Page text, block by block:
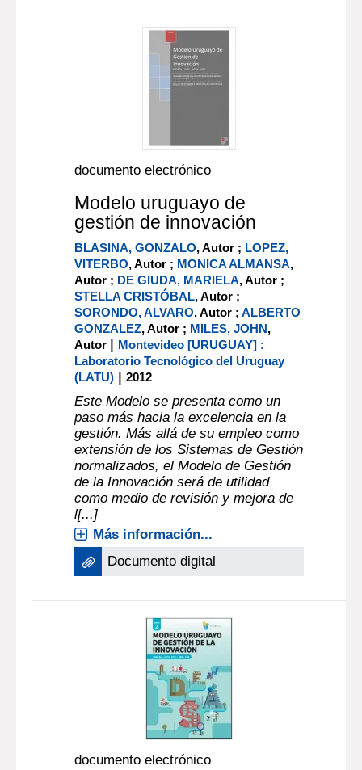
documento electrónico
Modelo uruguayo de
gestión de innovación
BLASINA, GONZALO, Autor ; LOPEZ,
VITERBO, Autor ; MONICA ALMANSA,
Autor ; DE GIUDA, MARIELA, Autor ;
STELLA CRISTÓBAL, Autor ;
SORONDO, ALVARO, Autor ;ALBERTO
GONZALEZ, Autor ; MILES, JOHN,
Autor | Montevideo [URUGUAY] :
Laboratorio Tecnológico del Uruguay
(LATU) |2012
Este Modelo se presenta como un
paso más hacia la excelencia en la
gestión. Más allá de su empleo como
extensión de los Sistemas de Gestión
normalizados, el Modelo de Gestión
de la Innovación será de utilidad
como medio de revisión y mejora de
l[...]
Más información...
Documento digital
documento electrónico